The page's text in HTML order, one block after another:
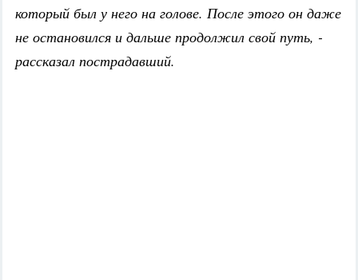
который был у него на голове. После этого он даже
не остановился и дальше продолжил свой путь, -
рассказал пострадавший.